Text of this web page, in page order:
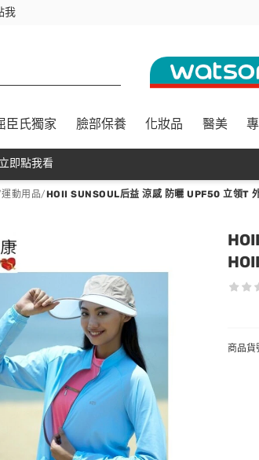
我
臣氏獨家 臉部保養 化妝品 醫美
即點我看
運動用品/HOII SUNSOUL后益 涼感 防曬 UPF50 立領T
商品貨